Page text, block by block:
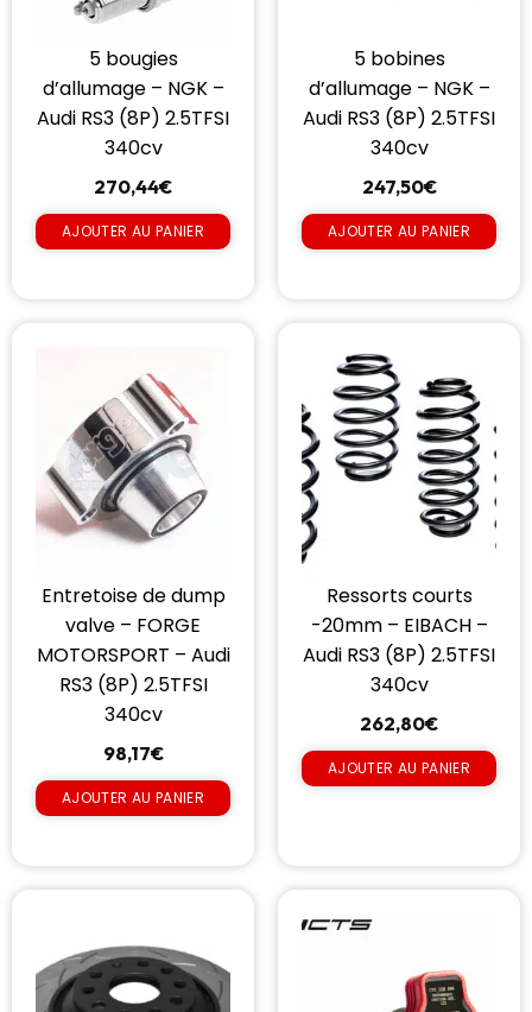
5 bougies
d’allumage – NGK –
Audi RS3 (8P) 2.5TFSI
340cv
270,44€
AJOUTER AU PANIER
5 bobines
d’allumage – NGK –
Audi RS3 (8P) 2.5TFSI
340cv
247,50€
AJOUTER AU PANIER
Entretoise de dump
valve – FORGE
MOTORSPORT – Audi
RS3 (8P) 2.5TFSI
340cv
98,17€
AJOUTER AU PANIER
Ressorts courts
-20mm – EIBACH –
Audi RS3 (8P) 2.5TFSI
340cv
262,80€
AJOUTER AU PANIER